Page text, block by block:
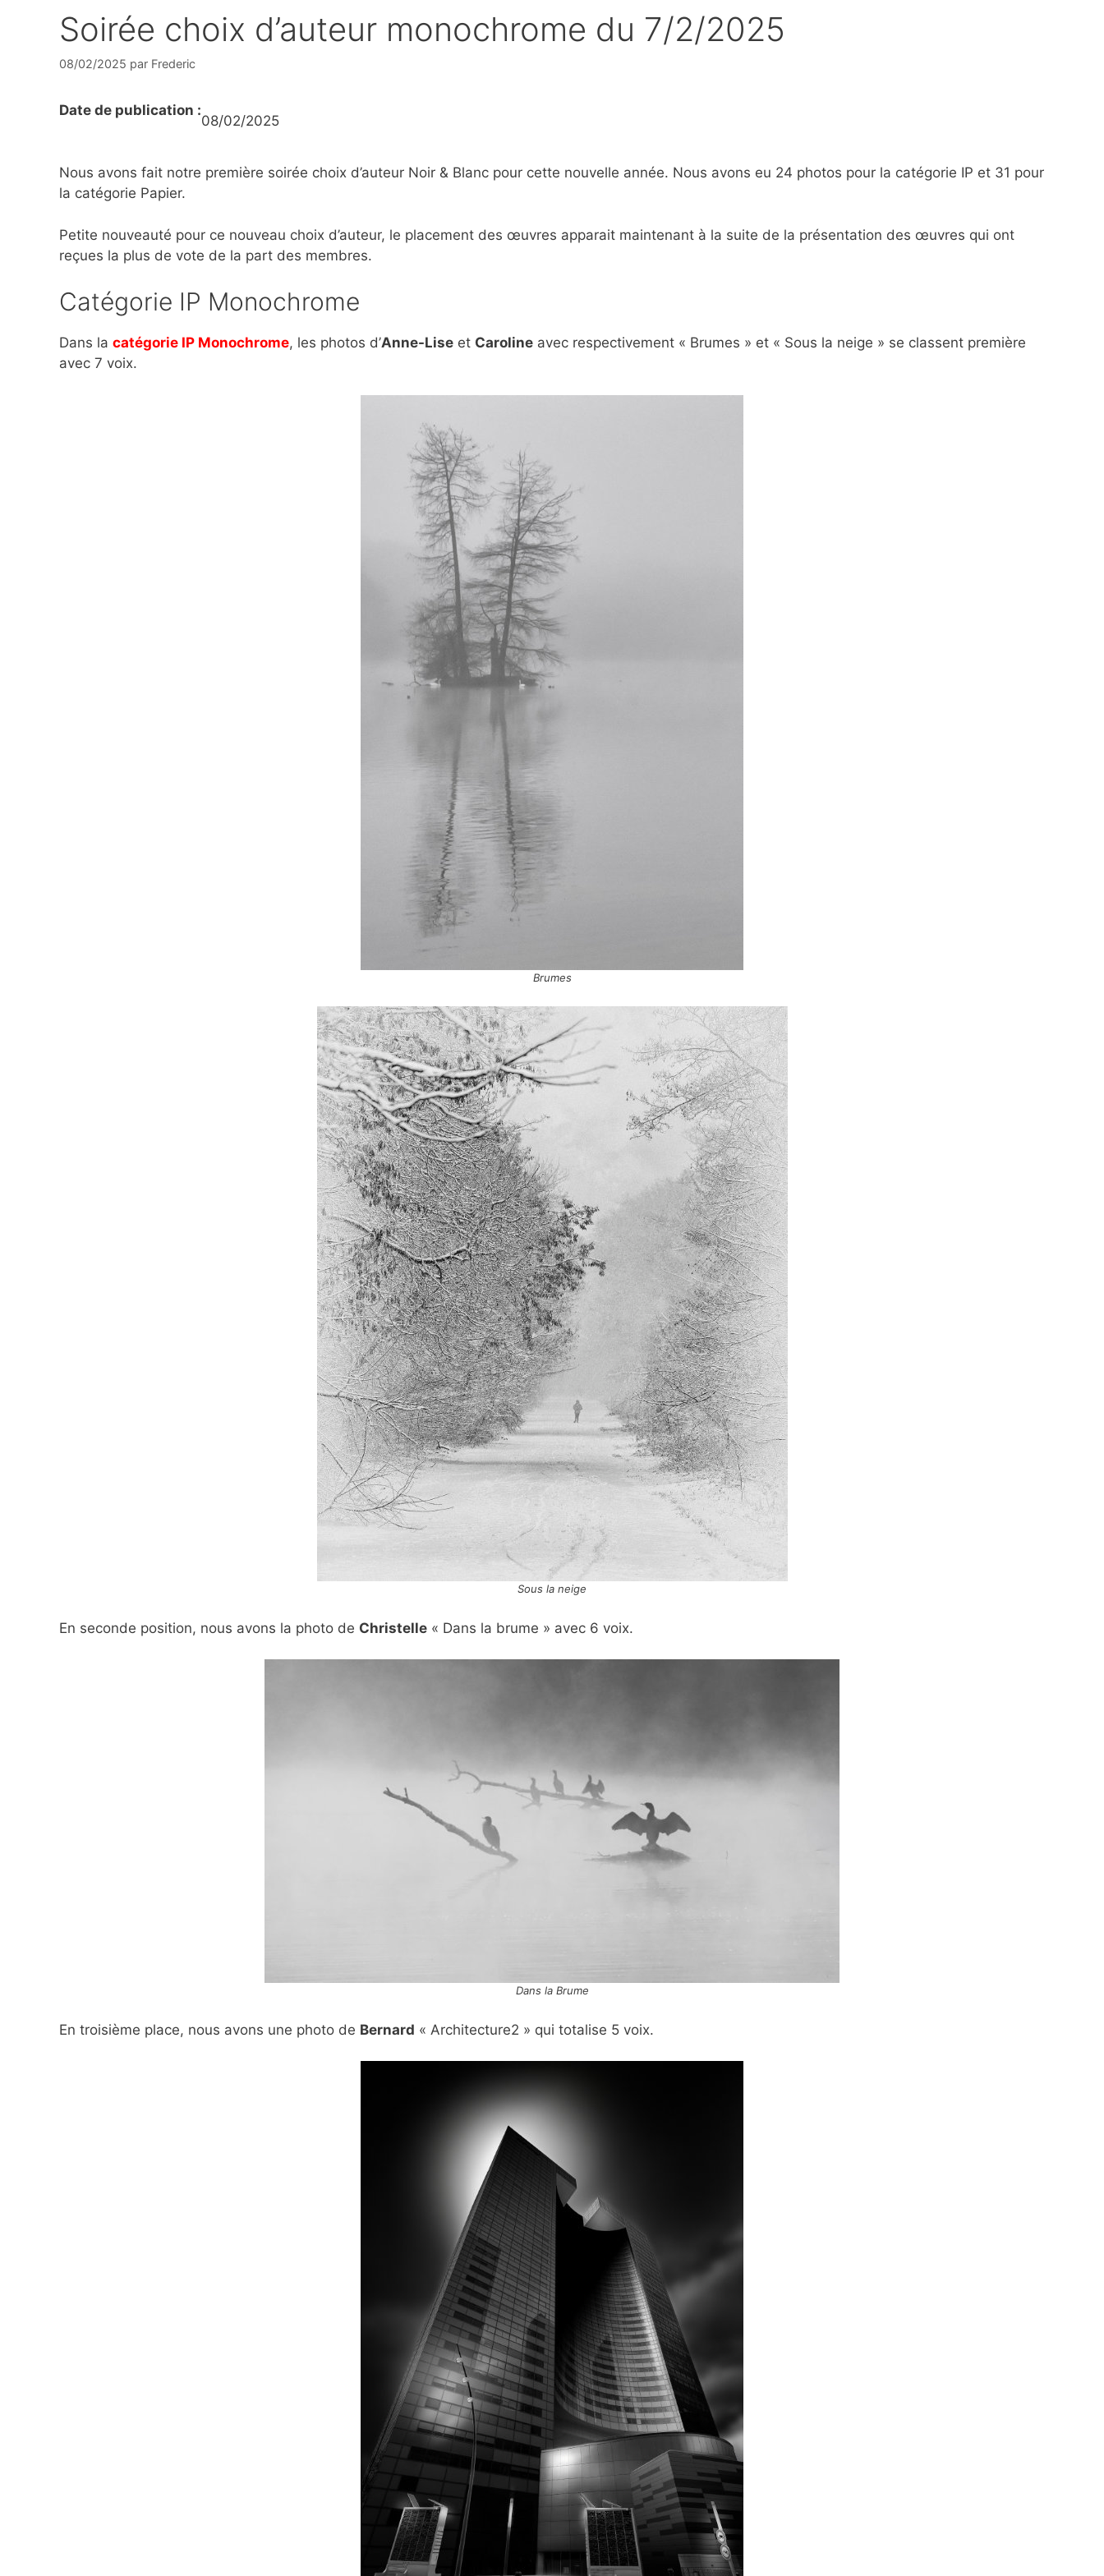
Soirée choix d’auteur monochrome du 7/2/2025
08/02/2025 par Frederic
Date de publication :
08/02/2025
Nous avons fait notre première soirée choix d’auteur Noir & Blanc pour cette nouvelle année. Nous avons eu 24 photos pour la catégorie IP et 31 pour
la catégorie Papier.
Petite nouveauté pour ce nouveau choix d’auteur, le placement des œuvres apparait maintenant à la suite de la présentation des œuvres qui ont
reçues la plus de vote de la part des membres.
Catégorie IP Monochrome
Dans la catégorie IP Monochrome, les photos d’Anne-Lise et Caroline avec respectivement « Brumes » et « Sous la neige » se classent première
avec 7 voix.
Brumes
Sous la neige
En seconde position, nous avons la photo de Christelle « Dans la brume » avec 6 voix.
Dans la Brume
En troisième place, nous avons une photo de Bernard « Architecture2 » qui totalise 5 voix.